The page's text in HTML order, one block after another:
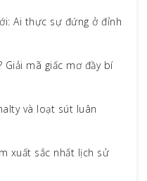
Ai thực sự đứng ở đỉnh
mã giấc mơ đầy bí
và loạt sút luân
xuất sắc nhất lịch sử